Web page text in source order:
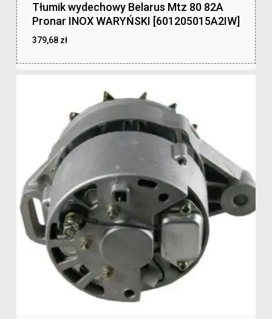
Tłumik wydechowy Belarus Mtz 80 82A
Pronar INOX WARYŃSKI [601205015A2IW]
379,68 zł